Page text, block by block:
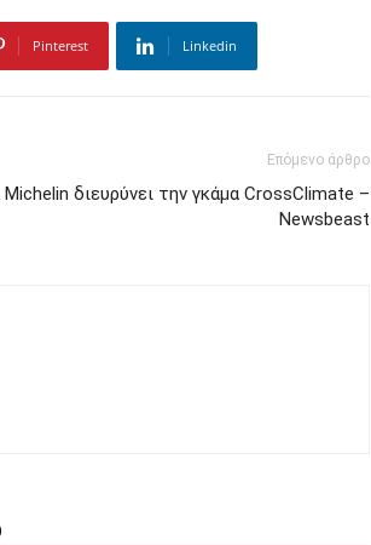
Pinterest Linkedin
Επόμενο άρθρο
διευρύνει την γκάμα CrossClimate –
Newsbeast